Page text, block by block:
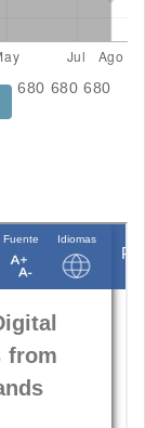
680 680 680